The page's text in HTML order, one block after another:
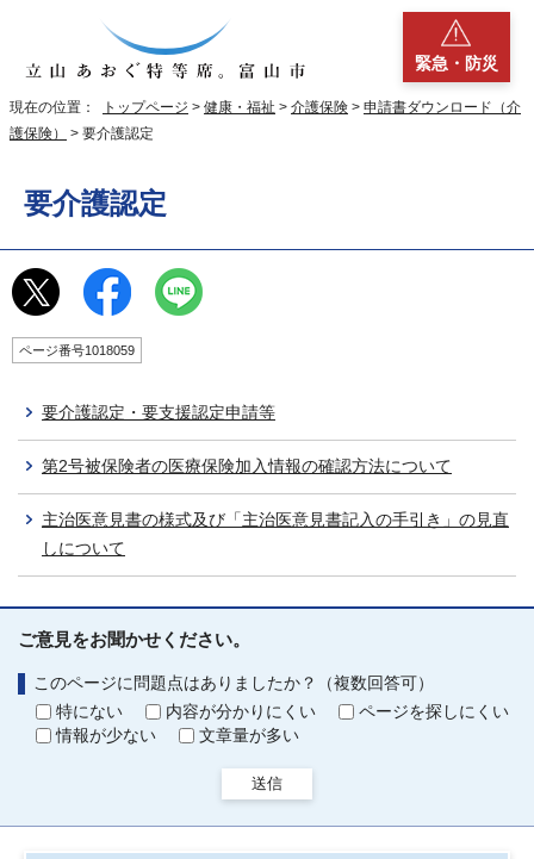
緊急・防災
現在の位置： トップページ > 健康・福祉 > 介護保険 > 申請書ダウンロード（介
護保険）
> 要介護認定
要介護認定
ページ番号1018059
要介護認定・要支援認定申請等
第2号被保険者の医療保険加入情報の確認方法について
主治医意見書の様式及び「主治医意見書記入の手引き」の見直
しについて
ご意見をお聞かせください。
このページに問題点はありましたか？（複数回答可）
特にない
内容が分かりにくい
ページを探しにくい
情報が少ない
文章量が多い
送信